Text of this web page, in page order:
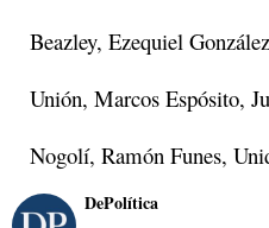
Beazley, Ezequiel
Unión, Marcos Espósito,
Nogolí, Ramón Funes,
DePolítica